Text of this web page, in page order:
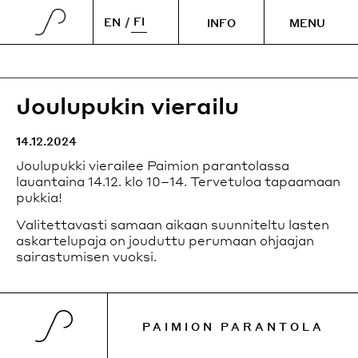
INFO
EN FI MENU
PARANTOLA
Historia
Arkkitehdit
Säätiö
Henkilökunta
Yhteystiedot
Media
SPIRIT OF PAIMIO
Missio
Spirit of Paimio -konferenssi 2025
Manifesti
Ohjelma
Artikkelit
AJANKOHTAISTA
Ajankohtaiset uutiset
Näyttelyt
KOE
Vieraile
Opastetut kierrokset
Yöpyminen
Parantolan metsäpolku
SYÖ & NUKU
Kokouspalvelut
Vuokrattavat tilat
Alvar Aallon tie 275
info@paimionparantola.fi
+358 41 3184431
Aukioloajat
Elokuu
Keskiviikosta lauantaihin klo 11–17
Sunnuntaisin 11–16
Joulupukin vierailu
14.12.2024
Joulupukki vierailee Paimion parantolassa
lauantaina 14.12. klo 10–14. Tervetuloa tapaamaan
pukkia!
Valitettavasti samaan aikaan suunniteltu lasten
askartelupaja on jouduttu perumaan ohjaajan
sairastumisen vuoksi.
PAIMION PARANTOLA